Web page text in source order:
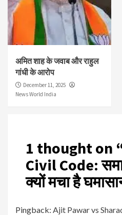
अमित शाह के जवाब और राहुल
गांधी के आरोप
December 11, 2025
News World India
1 thought on
Civil Code:
क्यों मचा है
Pingback: Ajit Pawar vs